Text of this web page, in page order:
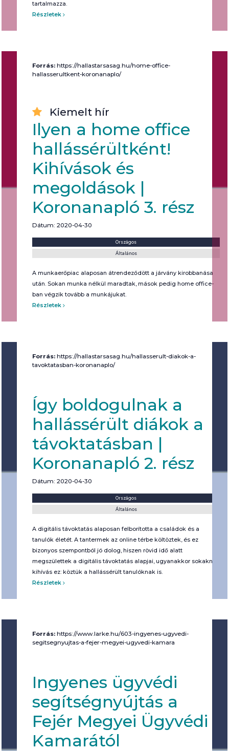
tartalmazza.
Részletek
Forrás: https://hallastarsasag.hu/home-office-
hallasserultkent-koronanaplo/
Kiemelt hír
Ilyen a home office
hallássérültként!
Kihívások és
megoldások |
Koronanapló 3. rész
Dátum: 2020-04-30
Országos
Általános
A munkaerőpiac alaposan átrendeződött a járvány kirobbanása
után. Sokan munka nélkül maradtak, mások pedig home office-
ban végzik tovább a munkájukat.
Részletek
Forrás: https://hallastarsasag.hu/hallasserult-diakok-a-
tavoktatasban-koronanaplo/
Így boldogulnak a
hallássérült diákok a
távoktatásban |
Koronanapló 2. rész
Dátum: 2020-04-30
Országos
Általános
A digitális távoktatás alaposan felborította a családok és a
tanulók életét. A tantermek az online térbe költöztek, és ez
bizonyos szempontból jó dolog, hiszen rövid idő alatt
megszülettek a digitális távoktatás alapjai, ugyanakkor sokaknak
kihívás ez: köztük a hallássérült tanulóknak is.
Részletek
Forrás: https://www.larke.hu/603-ingyenes-ugyvedi-
segitsegnyujtas-a-fejer-megyei-ugyvedi-kamara
Ingyenes ügyvédi
segítségnyújtás a
Fejér Megyei Ügyvédi
Kamarától